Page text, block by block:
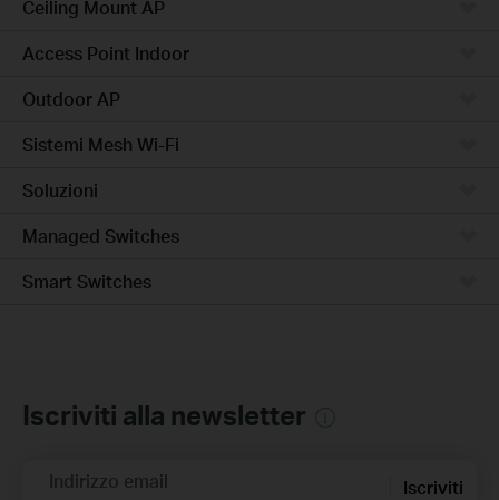
Ceiling Mount AP
Access Point Indoor
Outdoor AP
Sistemi Mesh Wi-Fi
Soluzioni
Managed Switches
Smart Switches
Iscriviti alla newsletter
Indirizzo email Iscriviti